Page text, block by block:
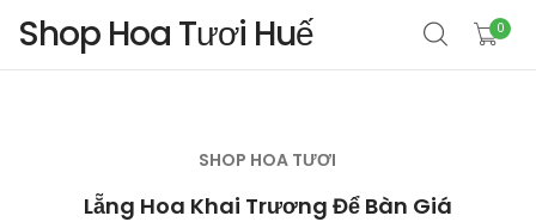
Shop Hoa Tươi Huế 0
SHOP HOA TƯƠI
Lẵng Hoa Khai Trương Để Bàn Giá